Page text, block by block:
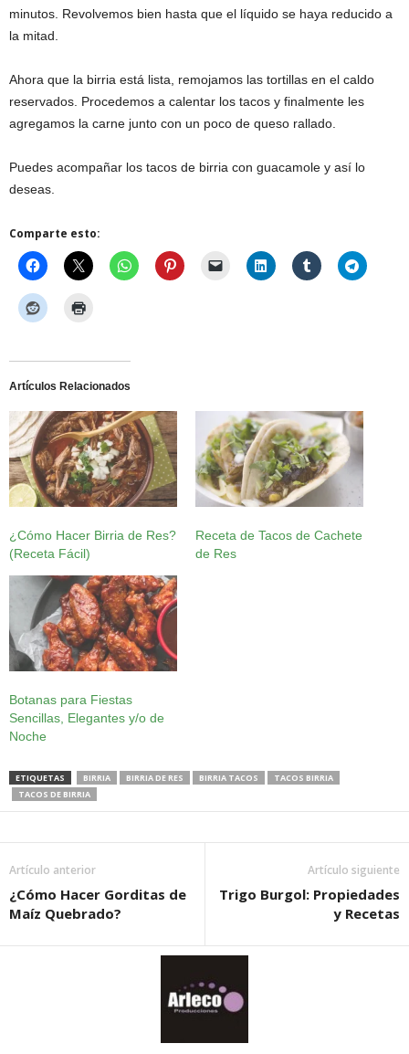
minutos. Revolvemos bien hasta que el líquido se haya reducido a
la mitad.
Ahora que la birria está lista, remojamos las tortillas en el caldo
reservados. Procedemos a calentar los tacos y finalmente les
agregamos la carne junto con un poco de queso rallado.
Puedes acompañar los tacos de birria con guacamole y así lo
deseas.
Comparte esto:
Artículos Relacionados
¿Cómo Hacer Birria de Res?
(Receta Fácil)
Receta de Tacos de Cachete
de Res
Botanas para Fiestas
Sencillas, Elegantes y/o de
Noche
ETIQUETAS BIRRIA BIRRIA DE RES BIRRIA TACOS
TACOS BIRRIA
TACOS DE BIRRIA
Artículo anterior
¿Cómo Hacer Gorditas de
Maíz Quebrado?
Artículo siguiente
Trigo Burgol: Propiedades
y Recetas